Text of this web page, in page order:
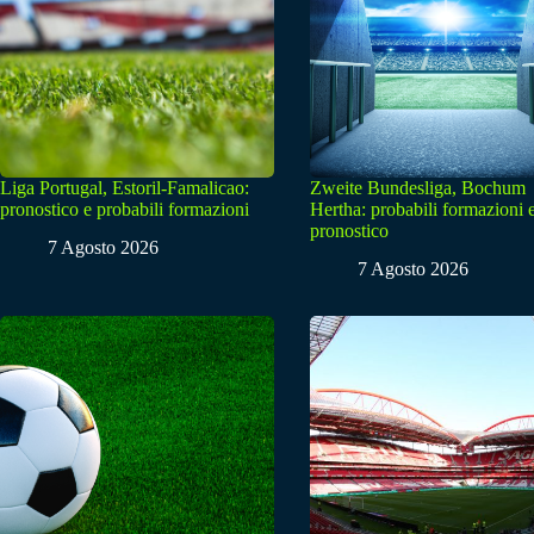
Liga Portugal, Estoril-Famalicao:
pronostico e probabili formazioni
7 Agosto 2026
Zweite Bundesliga, Bochum
Hertha: probabili formazioni
pronostico
7 Agosto 2026